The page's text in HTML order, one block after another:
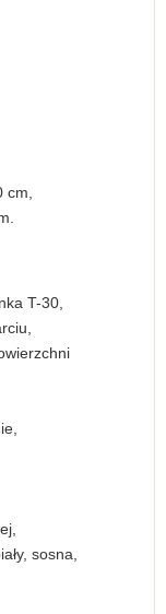
T-30,
sosna,